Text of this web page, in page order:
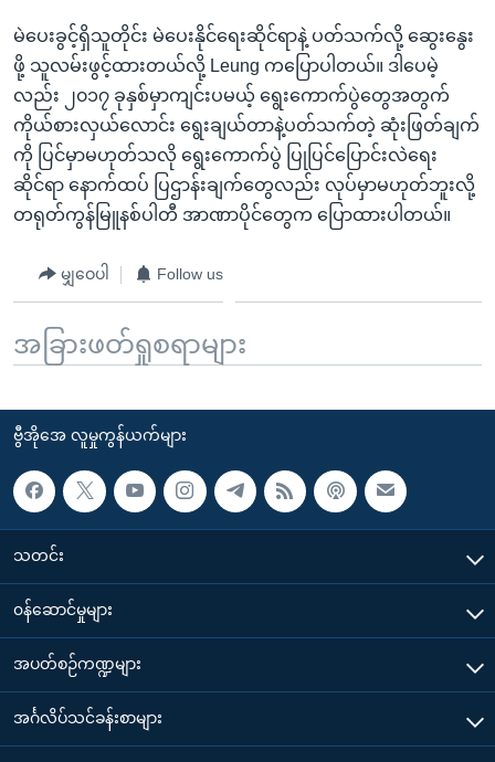
မဲပေးခွင့်ရှိသူတိုင်း မဲပေးနိုင်ရေးဆိုင်ရာနဲ့ ပတ်သက်လို့ ဆွေးနွေး
ဖို့ သူလမ်းဖွင့်ထားတယ်လို့ Leung ကပြောပါတယ်။ ဒါပေမဲ့
လည်း ၂၀၁၇ ခုနှစ်မှာကျင်းပမယ့် ရွေးကောက်ပွဲတွေအတွက်
ကိုယ်စားလှယ်လောင်း ရွေးချယ်တာနဲ့ပတ်သက်တဲ့ ဆုံးဖြတ်ချက်
ကို ပြင်မှာမဟုတ်သလို ရွေးကောက်ပွဲ ပြုပြင်ပြောင်းလဲရေး
ဆိုင်ရာ နောက်ထပ် ပြဌာန်းချက်တွေလည်း လုပ်မှာမဟုတ်ဘူးလို့
တရုတ်ကွန်မြူနစ်ပါတီ အာဏာပိုင်တွေက ပြောထားပါတယ်။
မျှဝေပါ Follow us
အခြားဖတ်ရှုစရာများ
ဗွီအိုအေ လူမှုကွန်ယက်များ
သတင်း
၀န်ဆောင်မှုများ
အပတ်စဉ်ကဏ္ဍများ
အင်္ဂလိပ်သင်ခန်းစာများ